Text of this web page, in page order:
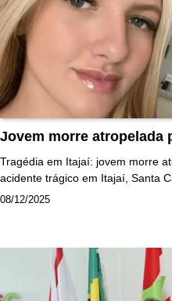
Jovem morre atropelada
Tragédia em Itajaí: jovem morre
acidente trágico em Itajaí, Santa
08/12/2025